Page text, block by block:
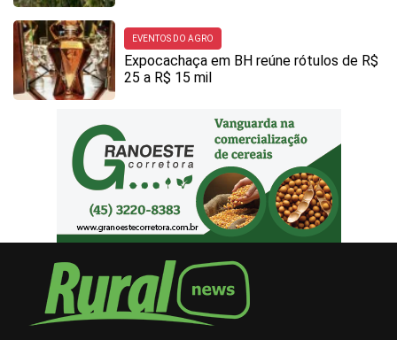
EVENTOS DO AGRO
Expocachaça em BH reúne rótulos de R$
25 a R$ 15 mil